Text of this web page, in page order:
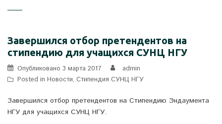
Завершился отбор претендентов на
стипендию для учащихся СУНЦ НГУ
Опубликовано 3 марта 2017
admin
Posted in Новости, Стипендия СУНЦ НГУ
Завершился отбор претендентов на Стипендию Эндаумента
НГУ для учащихся СУНЦ НГУ.